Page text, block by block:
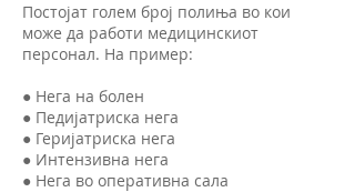
Постојат голем број полиња во кои
може да работи медицинскиот
персонал. На пример:
● Нега на болен
● Педијатриска нега
● Геријатриска нега
● Интензивна нега
● Нега во оперативна сала